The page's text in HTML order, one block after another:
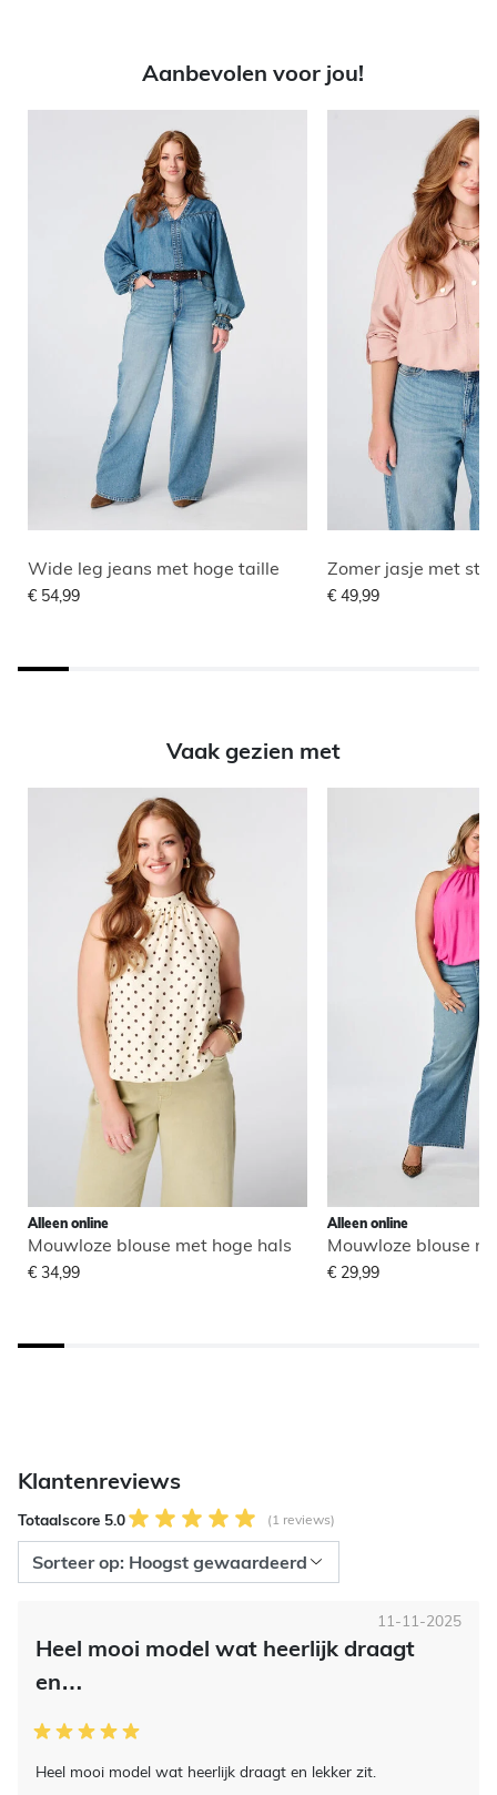
Aanbevolen voor jou!
Wide leg jeans met hoge taille
€ 54,99
Zomer jasje met
€ 49,99
Vaak gezien met
Alleen online
Mouwloze blouse met hoge hals
€ 34,99
Alleen online
Mouwloze blouse
€ 29,99
Klantenreviews
Totaalscore 5.0 (1 reviews)
Heel mooi model wat heerlijk draagt
en…
Heel mooi model wat heerlijk draagt en lekker zit.
11-11-2025